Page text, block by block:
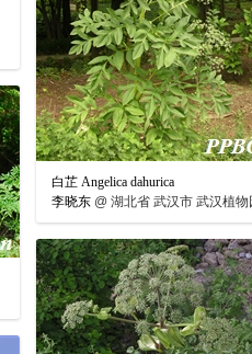
白芷 Angelica dahurica
李晓东 @ 湖北省 武汉市 武汉植物